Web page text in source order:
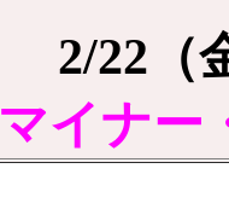
2/22（
マイナー